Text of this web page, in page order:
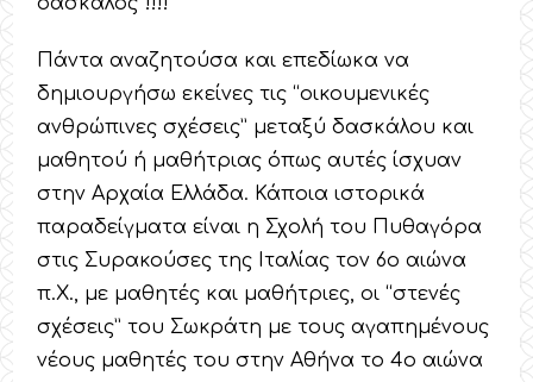
Πάντα αναζητούσα και επεδίωκα να
δημιουργήσω εκείνες τις “οικουμενικές
ανθρώπινες σχέσεις” μεταξύ δασκάλου και
μαθητού ή μαθήτριας όπως αυτές ίσχυαν
στην Αρχαία Ελλάδα. Κάποια ιστορικά
παραδείγματα είναι η Σχολή του Πυθαγόρα
στις Συρακούσες της Ιταλίας τον 6ο αιώνα
π.Χ., με μαθητές και μαθήτριες, οι “στενές
σχέσεις” του Σωκράτη με τους αγαπημένους
νέους μαθητές του στην Αθήνα το 4ο αιώνα